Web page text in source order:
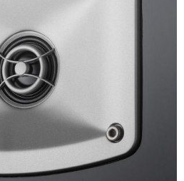
nghe ấn tượng ngay cả trong
tích trung bình đến lớn như
hay phòng chiếu phim tại gia.
nghĩa với khả năng xử lý các
độ lớn mà không bị hiện
hay vỡ âm. Điều này đặc biệt
nhạc cao trào, khi dải động
hiệu ứng âm thanh mạnh trong
duy trì độ ổn định rất tốt, cho